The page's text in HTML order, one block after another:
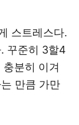
스트레스다.
꾸준히 3할4
분히 이겨
만큼 가만